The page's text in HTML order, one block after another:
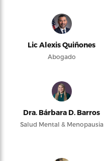
Lic Alexis Quiñones
Abogado
Dra. Bárbara D. Barros
Salud Mental & Menopausia